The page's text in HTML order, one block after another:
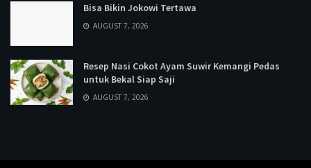
Bisa Bikin Jokowi Tertawa
AUGUST 7, 2026
Resep Nasi Cokot Ayam Suwir Kemangi Pedas
untuk Bekal Siap Saji
AUGUST 7, 2026